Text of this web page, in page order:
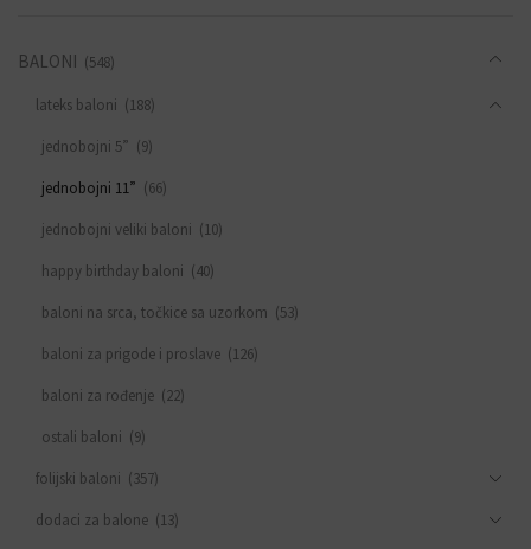
BALONI (548)
lateks baloni (188)
jednobojni 5” (9)
jednobojni 11” (66)
jednobojni veliki baloni (10)
happy birthday baloni (40)
baloni na srca, točkice sa uzorkom (53)
baloni za prigode i proslave (126)
baloni za rođenje (22)
ostali baloni (9)
folijski baloni (357)
dodaci za balone (13)